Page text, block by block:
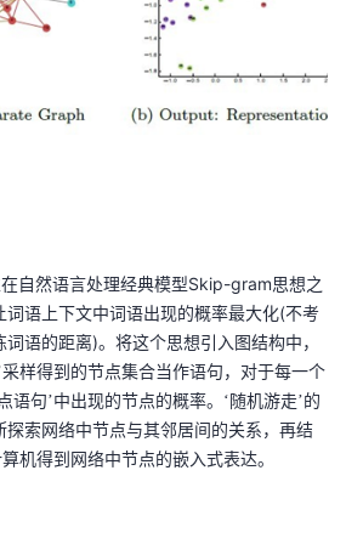
自然语言处理经典模型Skip-gram思想之
词语上下文中词语出现的概率最大化(不考
词语的距离)。将这个思想引入图结构中，
样得到的节点集合当作语句，对于每一个
语句’中出现的节点的概率。‘随机游走’的
探索网络中节点与其邻居间的关系，再结
机得到网络中节点的嵌入式表达。